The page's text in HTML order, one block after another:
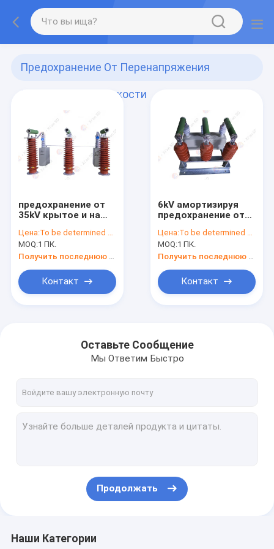
Предохранение От Перенапряжения
Сопротивления Емкости
предохранение от
35kV крытое и на
амортизируя
емкости
сопротивления
перенапряжения
для подстанции
Цена:To be determined by type and quantity.
MOQ:1 ПК.
Контакт
6kV амортизируя
предохранение от
сопротивления
емкости
Цена:To be determined by type and quantity.
MOQ:1 ПК.
Контакт
Оставьте Сообщение
Мы Ответим Быстро
Продолжать
Наши Категории